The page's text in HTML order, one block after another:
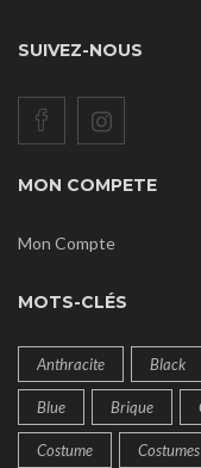
SUIVEZ-NOUS
MON COMPETE
Mon Compte
MOTS-CLÉS
Anthracite Black
Blue Brique
Costume Costumes